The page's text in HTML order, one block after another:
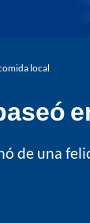
local
de una